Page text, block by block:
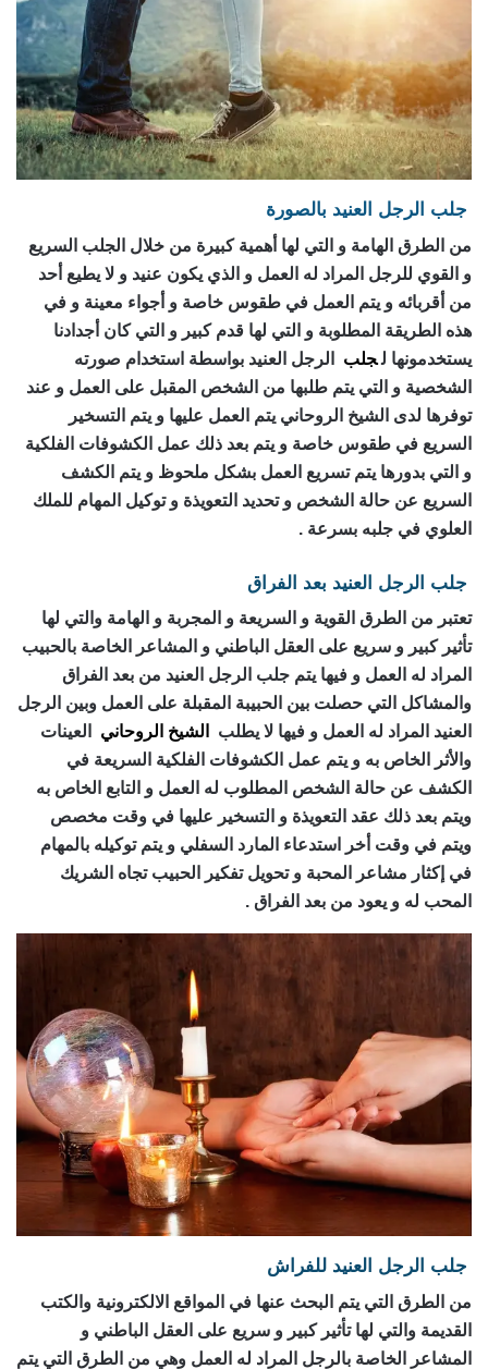
جلب الرجل العنيد بالصورة
من الطرق الهامة و التي لها أهمية كبيرة من خلال الجلب السريع
و القوي للرجل المراد له العمل و الذي يكون عنيد و لا يطيع أحد
من أقربائه و يتم العمل في طقوس خاصة و أجواء معينة و في
هذه الطريقة المطلوبة و التي لها قدم كبير و التي كان أجدادنا
يستخدمونها ل جلب
الرجل العنيد بواسطة استخدام صورته
الشخصية و التي يتم طلبها من الشخص المقبل على العمل و عند
توفرها لدى الشيخ الروحاني يتم العمل عليها و يتم التسخير
السريع في طقوس خاصة و يتم بعد ذلك عمل الكشوفات الفلكية
و التي بدورها يتم تسريع العمل بشكل ملحوظ و يتم الكشف
السريع عن حالة الشخص و تحديد التعويذة و توكيل المهام للملك
العلوي في جلبه بسرعة .
جلب الرجل العنيد بعد الفراق
تعتبر من الطرق القوية و السريعة و المجربة و الهامة والتي لها
تأثير كبير و سريع على العقل الباطني و المشاعر الخاصة بالحبيب
المراد له العمل و فيها يتم جلب الرجل العنيد من بعد الفراق
والمشاكل التي حصلت بين الحبيبة المقبلة على العمل وبين الرجل
العنيد المراد له العمل و فيها لا يطلب
الشيخ الروحاني
العينات
والأثر الخاص به و يتم عمل الكشوفات الفلكية السريعة في
الكشف عن حالة الشخص المطلوب له العمل و التابع الخاص به
ويتم بعد ذلك عقد التعويذة و التسخير عليها في وقت مخصص
ويتم في وقت أخر استدعاء المارد السفلي و يتم توكيله بالمهام
في إكثار مشاعر المحبة و تحويل تفكير الحبيب تجاه الشريك
المحب له و يعود من بعد الفراق .
جلب الرجل العنيد للفراش
من الطرق التي يتم البحث عنها في المواقع الالكترونية والكتب
القديمة والتي لها تأثير كبير و سريع على العقل الباطني و
المشاعر الخاصة بالرجل المراد له العمل وهي من الطرق التي يتم